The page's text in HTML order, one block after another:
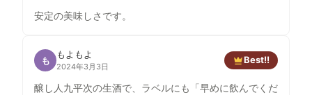
安定の美味しさです。
も
もよもよ
2024年3月3日
Best!!
醸し人九平次の生酒で、ラベルにも「早めに飲んでくだ